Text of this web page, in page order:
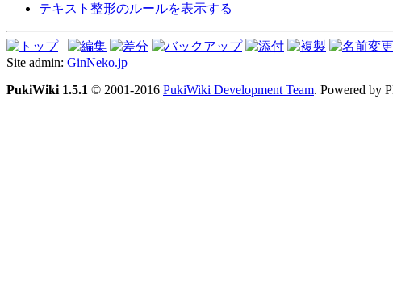
テキスト整形のルールを表示する
Site admin: GinNeko.jp
PukiWiki 1.5.1 © 2001-2016 PukiWiki Development Team. Powered by